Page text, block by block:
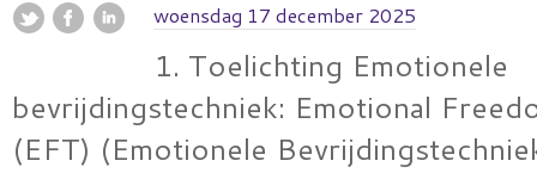
woensdag 17 december 2025
1. Toelichting Emotionele
bevrijdingstechniek: Emotional
(EFT) (Emotionele